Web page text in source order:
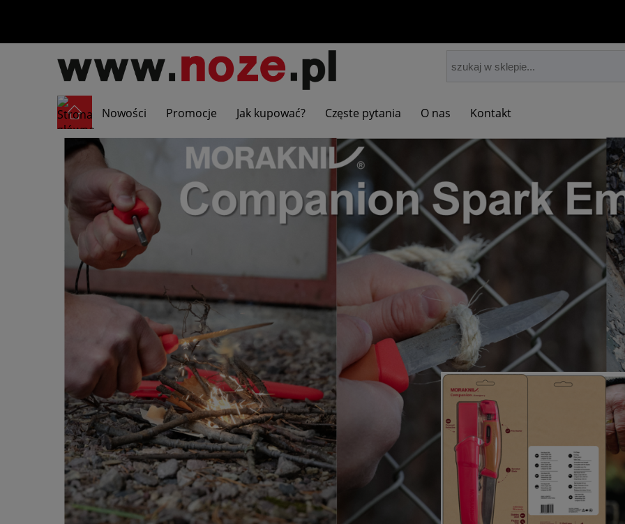
Nowości Promocje Jak kupować? Częste pytania O nas Kontakt